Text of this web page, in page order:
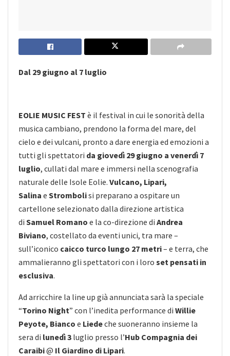
Dal 29 giugno al 7 luglio
EOLIE MUSIC FEST è il festival in cui le sonorità della
musica cambiano, prendono la forma del mare, del
cielo e dei vulcani, pronto a dare energia ed emozioni a
tutti gli spettatori da giovedì 29 giugno a venerdì 7
luglio, cullati dal mare e immersi nella scenografia
naturale delle Isole Eolie. Vulcano, Lipari,
Salina e Strombolisi preparano a ospitare un
cartellone selezionato dalla direzione artistica
di Samuel Romano e la co-direzione di Andrea
Biviano, costellato da eventi unici, tra mare –
sull’iconico caicco turco lungo 27 metri– e terra, che
ammalieranno gli spettatori con i loro set pensati in
esclusiva.
Ad arricchire la line up già annunciata sarà la speciale
“Torino Night” con l’inedita performance di Willie
Peyote, Bianco e Liedeche suoneranno insieme la
sera di lunedì 3 luglio presso l’Hub Compagnia dei
Caraibi@ Il Giardino di Lipari.